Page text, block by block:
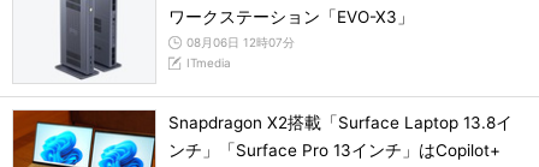
ワークステーション「EVO-X3」
08月06日 12時07分
ITmedia
Snapdragon X2搭載「Surface Laptop 13.8イ
ンチ」「Surface Pro 13インチ」はCopilot+